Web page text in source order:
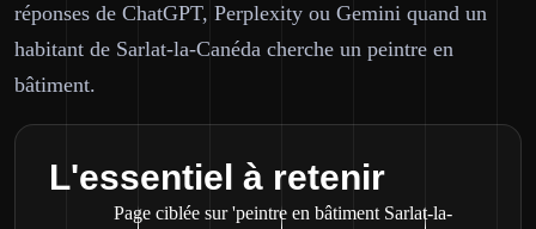
réponses de ChatGPT, Perplexity ou Gemini quand un
habitant de Sarlat-la-Canéda cherche un peintre en
bâtiment.
L'essentiel à retenir
Page ciblée sur 'peintre en bâtiment Sarlat-la-